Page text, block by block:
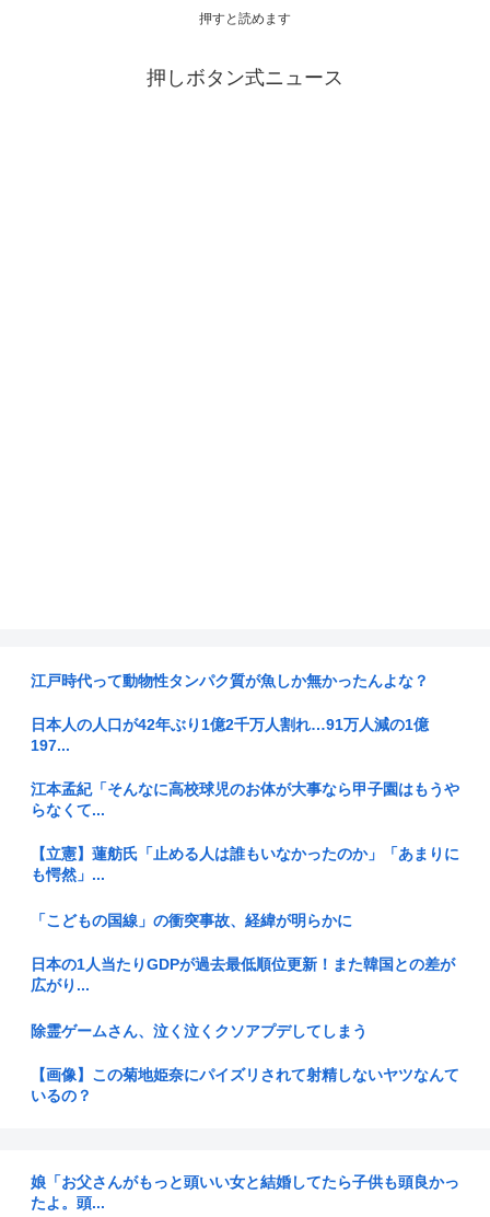
押すと読めます
押しボタン式ニュース
江戸時代って動物性タンパク質が魚しか無かったんよな？
日本人の人口が42年ぶり1億2千万人割れ…91万人減の1億
197...
江本孟紀「そんなに高校球児のお体が大事なら甲子園はもうや
らなくて...
【立憲】蓮舫氏「止める人は誰もいなかったのか」「あまりに
も愕然」...
「こどもの国線」の衝突事故、経緯が明らかに
日本の1人当たりGDPが過去最低順位更新！また韓国との差が
広がり...
除霊ゲームさん、泣く泣くクソアプデしてしまう
【画像】この菊地姫奈にパイズリされて射精しないヤツなんて
いるの？
BYD、地方を軽EVの主戦場に 給油所半減で揺らぐ「国民車」
に照...
娘「お父さんがもっと頭いい女と結婚してたら子供も頭良かっ
たよ。頭...